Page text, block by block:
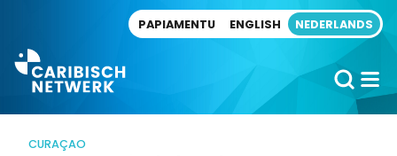
PAPIAMENTU ENGLISH NEDERLANDS
CURAÇAO